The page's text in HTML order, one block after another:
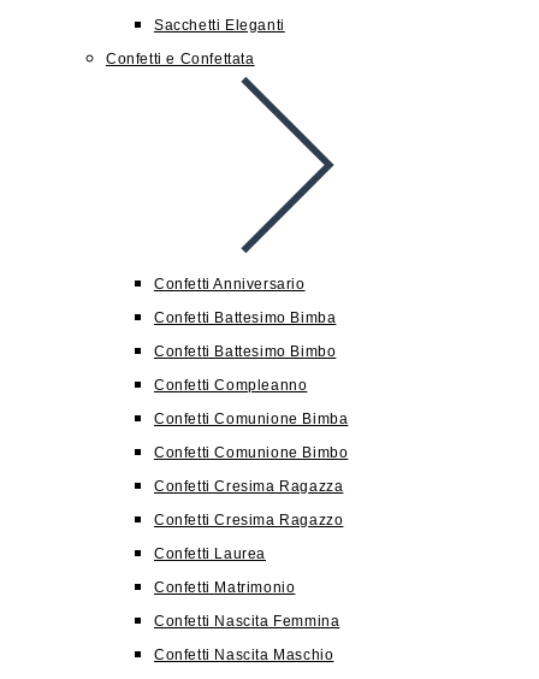
Sacchetti Eleganti
Confetti e Confettata
Confetti Anniversario
Confetti Battesimo Bimba
Confetti Battesimo Bimbo
Confetti Compleanno
Confetti Comunione Bimba
Confetti Comunione Bimbo
Confetti Cresima Ragazza
Confetti Cresima Ragazzo
Confetti Laurea
Confetti Matrimonio
Confetti Nascita Femmina
Confetti Nascita Maschio